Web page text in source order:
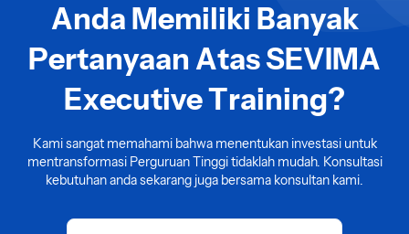
Anda Memiliki Banyak
Pertanyaan Atas SEVIMA
Executive Training?
Kami sangat memahami bahwa menentukan investasi untuk
mentransformasi Perguruan Tinggi tidaklah mudah. Konsultasi
kebutuhan anda sekarang juga bersama konsultan kami.